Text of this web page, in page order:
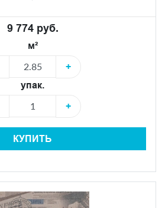
9 774 руб.
м²
+
упак.
+
КУПИТЬ